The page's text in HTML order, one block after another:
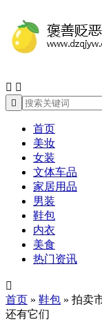
 

首页
美妆
女装
文体车品
家居用品
男装
鞋包
内衣
美食
热门资讯

首页 » 鞋包 » 拍卖
还有它们